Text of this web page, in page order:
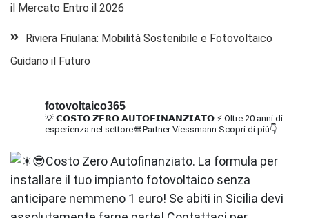
il Mercato Entro il 2026
Riviera Friulana: Mobilità Sostenibile e Fotovoltaico
Guidano il Futuro
fotovoltaico365
💡 𝗖𝗢𝗦𝗧𝗢 𝗭𝗘𝗥𝗢 𝗔𝗨𝗧𝗢𝗙𝗜𝗡𝗔𝗡𝗭𝗜𝗔𝗧𝗢 ⚡ Oltre 20 anni di
esperienza nel settore🌐 Partner Viessmann Scopri di più👇